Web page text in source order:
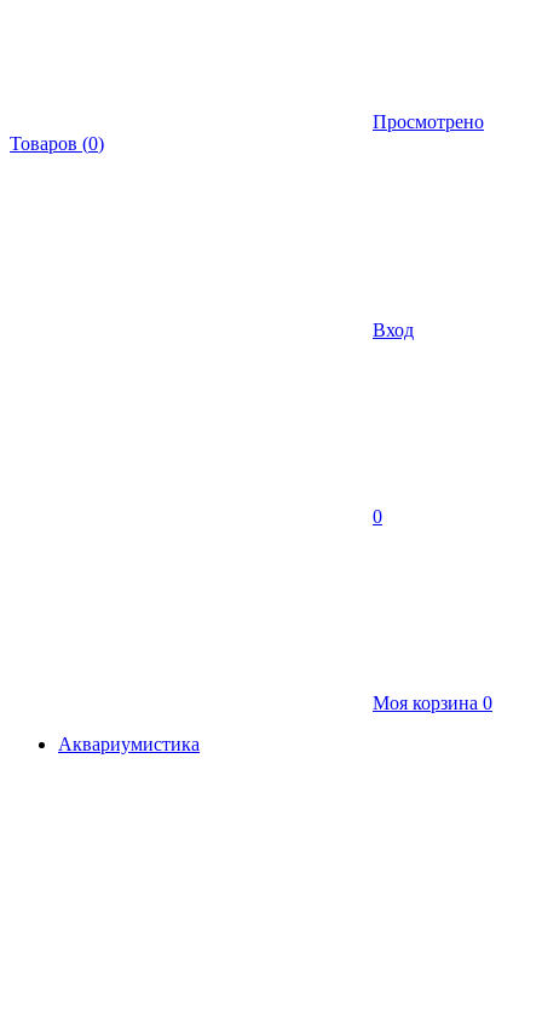
Просмотрено
Товаров (0)
Вход
0
Моя корзина 0
Аквариумистика